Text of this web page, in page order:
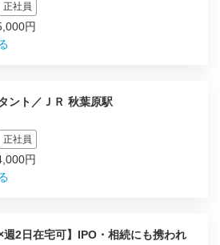
正社員
円
ント／ＪＲ 秋葉原駅
正社員
円
週2日在宅可】IPO・相続にも携われ